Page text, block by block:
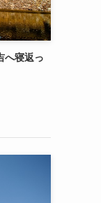
へ寝返っ